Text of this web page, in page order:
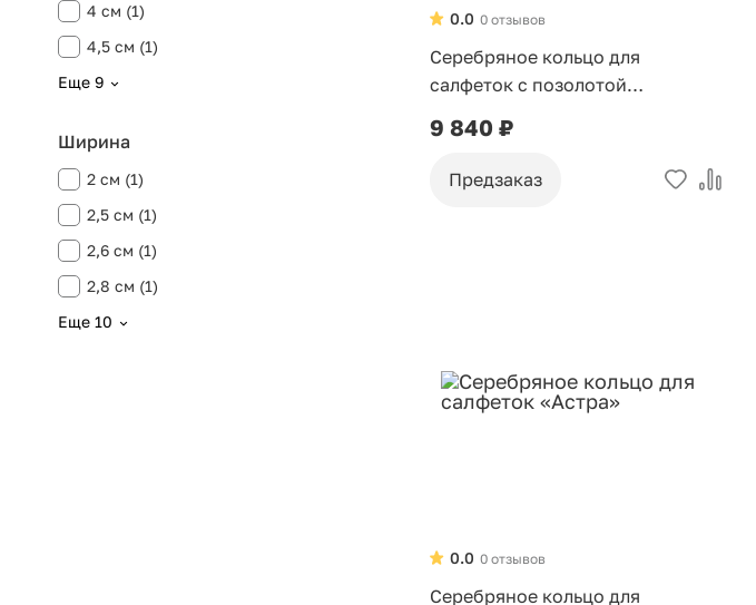
4 см (1)
4,5 см (1)
Еще 9
Ширина
2 см (1)
2,5 см (1)
2,6 см (1)
2,8 см (1)
Еще 10
0 отзывов
0.0
Серебряное кольцо для
салфеток с позолотой
9 840 ₽
Предзаказ
0 отзывов
0.0
Серебряное кольцо для